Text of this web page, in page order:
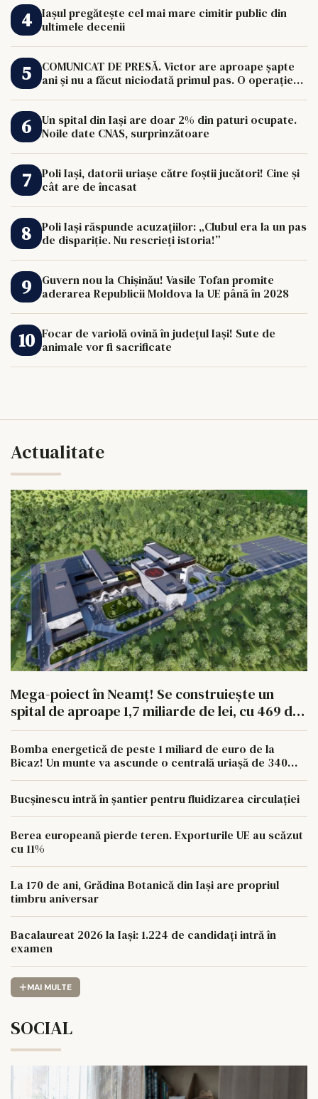
Iașul pregătește cel mai mare cimitir public din
ultimele decenii
COMUNICAT DE PRESĂ. Victor are aproape șapte
ani și nu a făcut niciodată primul pas. O operație
Un spital din Iași are doar 2% din paturi ocupate.
Noile date CNAS, surprinzătoare
Poli Iași, datorii uriașe către foștii jucători! Cine și
cât are de încasat
Poli Iași răspunde acuzațiilor: „Clubul era la un pas
de dispariție. Nu rescrieți istoria!”
Guvern nou la Chișinău! Vasile Tofan promite
aderarea Republicii Moldova la UE până în 2028
Focar de variolă ovină în județul Iași! Sute de
animale vor fi sacrificate
Actualitate
Mega-poiect în Neamț! Se construiește un
spital de aproape 1,7 miliarde de lei, cu 469 de
paturi
Bomba energetică de peste 1 miliard de euro de la
Bicaz! Un munte va ascunde o centrală uriașă de 340
Bucșinescu intră în șantier pentru fluidizarea circulației
Berea europeană pierde teren. Exporturile UE au scăzut
cu 11%
La 170 de ani, Grădina Botanică din Iași are propriul
timbru aniversar
Bacalaureat 2026 la Iași: 1.224 de candidați intră în
examen
MAI MULTE
SOCIAL